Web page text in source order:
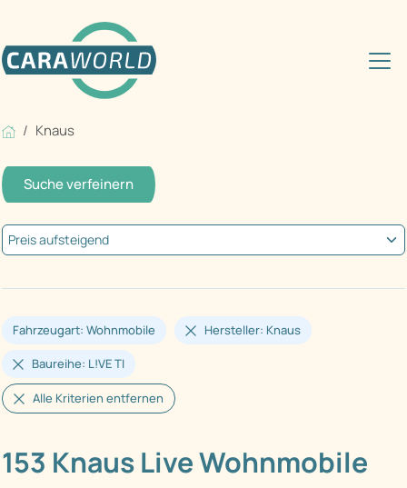
Knaus
Suche verfeinern
Fahrzeugart: Wohnmobile Hersteller: Knaus
Baureihe: L!VE TI
Alle Kriterien entfernen
153 Knaus Live Wohnmobile